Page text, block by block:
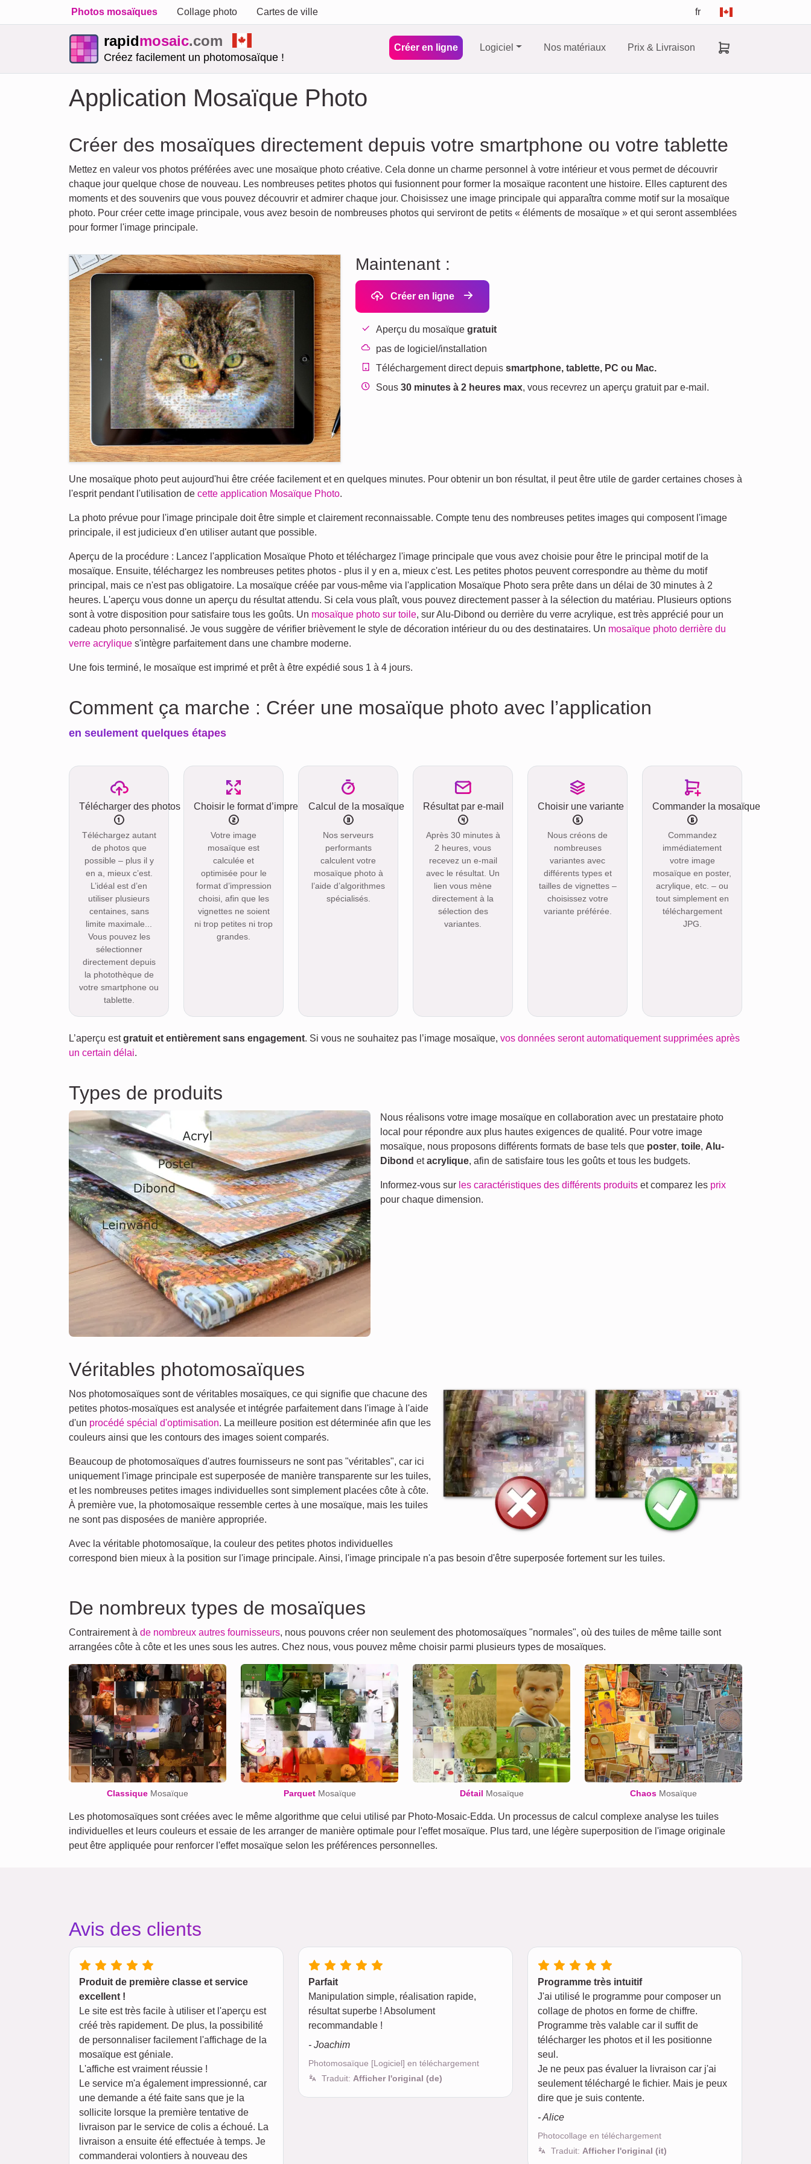
Photos mosaïques Collage photo Cartes de ville fr
rapidmosaic.com
Créez facilement un photomosaïque !
Créer en ligne Logiciel Nos matériaux Prix & Livraison
Application Mosaïque Photo
Créer des mosaïques directement depuis votre smartphone ou votre tablette
Mettez en valeur vos photos préférées avec une mosaïque photo créative. Cela donne un charme personnel à votre intérieur et vous permet de découvrir
chaque jour quelque chose de nouveau. Les nombreuses petites photos qui fusionnent pour former la mosaïque racontent une histoire. Elles capturent des
moments et des souvenirs que vous pouvez découvrir et admirer chaque jour. Choisissez une image principale qui apparaîtra comme motif sur la mosaïque
photo. Pour créer cette image principale, vous avez besoin de nombreuses photos qui serviront de petits « éléments de mosaïque » et qui seront assemblées
pour former l'image principale.
Maintenant :
Créer en ligne
Aperçu du mosaïquegratuit
pas de logiciel/installation
Téléchargement direct depuissmartphone, tablette, PC ou Mac.
Sous30 minutes à 2 heures max, vous recevrez un aperçu gratuit par e-mail.
Une mosaïque photo peut aujourd'hui être créée facilement et en quelques minutes. Pour obtenir un bon résultat, il peut être utile de garder certaines choses à
l'esprit pendant l'utilisation de cette application Mosaïque Photo.
La photo prévue pour l'image principale doit être simple et clairement reconnaissable. Compte tenu des nombreuses petites images qui composent l'image
principale, il est judicieux d'en utiliser autant que possible.
Aperçu de la procédure : Lancez l'application Mosaïque Photo et téléchargez l'image principale que vous avez choisie pour être le principal motif de la
mosaïque. Ensuite, téléchargez les nombreuses petites photos - plus il y en a, mieux c'est. Les petites photos peuvent correspondre au thème du motif
principal, mais ce n'est pas obligatoire. La mosaïque créée par vous-même via l'application Mosaïque Photo sera prête dans un délai de 30 minutes à 2
heures. L'aperçu vous donne un aperçu du résultat attendu. Si cela vous plaît, vous pouvez directement passer à la sélection du matériau. Plusieurs options
sont à votre disposition pour satisfaire tous les goûts. Un mosaïque photo sur toile, sur Alu-Dibond ou derrière du verre acrylique, est très apprécié pour un
cadeau photo personnalisé. Je vous suggère de vérifier brièvement le style de décoration intérieur du ou des destinataires. Un mosaïque photo derrière du
verre acrylique s'intègre parfaitement dans une chambre moderne.
Une fois terminé, le mosaïque est imprimé et prêt à être expédié sous 1 à 4 jours.
Comment ça marche : Créer une mosaïque photo avec l’application
en seulement quelques étapes
Télécharger des photos
Téléchargez autant
de photos que
possible – plus il y
en a, mieux c’est.
L’idéal est d’en
utiliser plusieurs
centaines, sans
limite maximale...
Vous pouvez les
sélectionner
directement depuis
la photothèque de
votre smartphone ou
tablette.
Choisir le format d’impression
Votre image
mosaïque est
calculée et
optimisée pour le
format d’impression
choisi, afin que les
vignettes ne soient
ni trop petites ni trop
grandes.
Calcul de la mosaïque
Nos serveurs
performants
calculent votre
mosaïque photo à
l’aide d’algorithmes
spécialisés.
Résultat par e-mail
Après 30 minutes à
2 heures, vous
recevez un e-mail
avec le résultat. Un
lien vous mène
directement à la
sélection des
variantes.
Choisir une variante
Nous créons de
nombreuses
variantes avec
différents types et
tailles de vignettes –
choisissez votre
variante préférée.
Commander la mosaïque
Commandez
immédiatement
votre image
mosaïque en poster,
acrylique, etc. – ou
tout simplement en
téléchargement
JPG.
L’aperçu estgratuit et entièrement sans engagement. Si vous ne souhaitez pas l’image mosaïque, vos données seront automatiquement supprimées après
un certain délai.
Types de produits
Nous réalisons votre image mosaïque en collaboration avec un prestataire photo
local pour répondre aux plus hautes exigences de qualité. Pour votre image
mosaïque, nous proposons différents formats de base tels que poster, toile, Alu-
Dibond etacrylique, afin de satisfaire tous les goûts et tous les budgets.
Informez-vous sur les caractéristiques des différents produits et comparez les prix
pour chaque dimension.
Véritables photomosaïques
Nos photomosaïques sont de véritables mosaïques, ce qui signifie que chacune des
petites photos-mosaïques est analysée et intégrée parfaitement dans l'image à l'aide
d'un procédé spécial d'optimisation. La meilleure position est déterminée afin que les
couleurs ainsi que les contours des images soient comparés.
Beaucoup de photomosaïques d'autres fournisseurs ne sont pas "véritables", car ici
uniquement l'image principale est superposée de manière transparente sur les tuiles,
et les nombreuses petites images individuelles sont simplement placées côte à côte.
À première vue, la photomosaïque ressemble certes à une mosaïque, mais les tuiles
ne sont pas disposées de manière appropriée.
Avec la véritable photomosaïque, la couleur des petites photos individuelles
correspond bien mieux à la position sur l'image principale. Ainsi, l'image principale n'a pas besoin d'être superposée fortement sur les tuiles.
De nombreux types de mosaïques
Contrairement à de nombreux autres fournisseurs, nous pouvons créer non seulement des photomosaïques "normales", où des tuiles de même taille sont
arrangées côte à côte et les unes sous les autres. Chez nous, vous pouvez même choisir parmi plusieurs types de mosaïques.
Classique Mosaïque ParquetMosaïque Détail Mosaïque Chaos Mosaïque
Les photomosaïques sont créées avec le même algorithme que celui utilisé par Photo-Mosaic-Edda. Un processus de calcul complexe analyse les tuiles
individuelles et leurs couleurs et essaie de les arranger de manière optimale pour l'effet mosaïque. Plus tard, une légère superposition de l'image originale
peut être appliquée pour renforcer l'effet mosaïque selon les préférences personnelles.
Avis des clients
Produit de première classe et service
excellent !
Le site est très facile à utiliser et l'aperçu est
créé très rapidement. De plus, la possibilité
de personnaliser facilement l'affichage de la
mosaïque est géniale.
L'affiche est vraiment réussie !
Le service m'a également impressionné, car
une demande a été faite sans que je la
sollicite lorsque la première tentative de
livraison par le service de colis a échoué. La
livraison a ensuite été effectuée à temps. Je
commanderai volontiers à nouveau des
Parfait
Manipulation simple, réalisation rapide,
résultat superbe ! Absolument
recommandable !
- Joachim
Photomosaïque [Logiciel] en téléchargement
Traduit: Afficher l'original (de)
Programme très intuitif
J'ai utilisé le programme pour composer un
collage de photos en forme de chiffre.
Programme très valable car il suffit de
télécharger les photos et il les positionne
seul.
Je ne peux pas évaluer la livraison car j'ai
seulement téléchargé le fichier. Mais je peux
dire que je suis contente.
- Alice
Photocollage en téléchargement
Traduit: Afficher l'original (it)